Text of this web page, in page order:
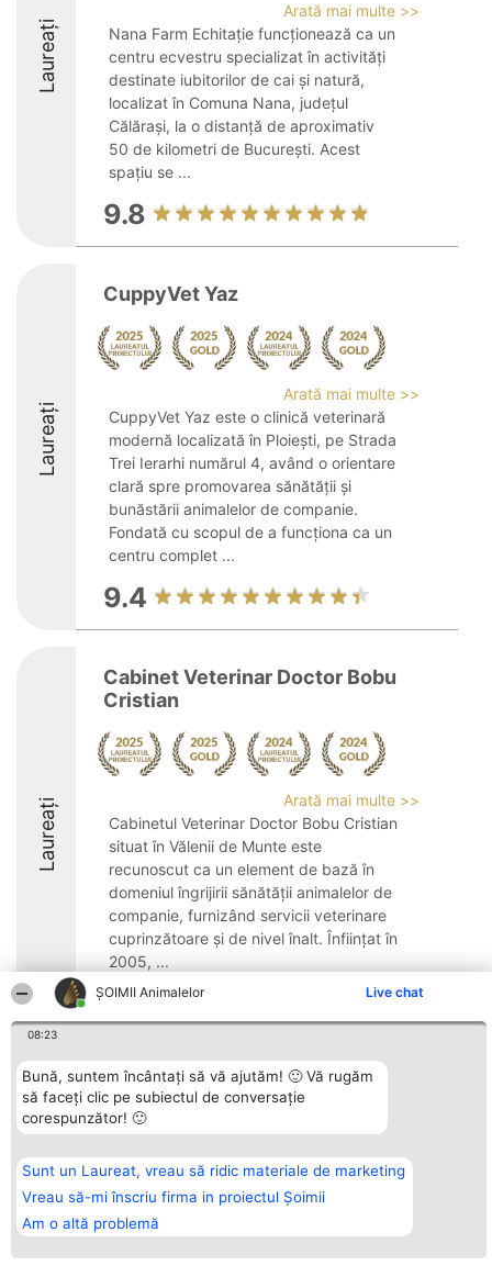
ŞOIMII Animalelor Live chat
08:23
Bună, suntem încântați să vă ajutăm! 🙂 Vă rugăm
să faceți clic pe subiectul de conversație
corespunzător! 🙂
Sunt un Laureat, vreau să ridic materiale de marketing
Vreau să-mi înscriu firma in proiectul Șoimii
Am o altă problemă
Laureați
Arată mai multe >>
Nana Farm Echitație funcționează ca un
centru ecvestru specializat în activități
destinate iubitorilor de cai și natură,
localizat în Comuna Nana, județul
Călărași, la o distanță de aproximativ
50 de kilometri de București. Acest
spațiu se ...
9.8
Laureați
CuppyVet Yaz
Arată mai multe >>
CuppyVet Yaz este o clinică veterinară
modernă localizată în Ploiești, pe Strada
Trei Ierarhi numărul 4, având o orientare
clară spre promovarea sănătății și
bunăstării animalelor de companie.
Fondată cu scopul de a funcționa ca un
centru complet ...
9.4
Laureați
Cabinet Veterinar Doctor Bobu
Cristian
Arată mai multe >>
Cabinetul Veterinar Doctor Bobu Cristian
situat în Vălenii de Munte este
recunoscut ca un element de bază în
domeniul îngrijirii sănătății animalelor de
companie, furnizând servicii veterinare
cuprinzătoare și de nivel înalt. Înființat în
2005, ...
9.6
Organizator Ranking
BRIGHT SOLUTIONS BR SRL
Aleea Timisul De Sus 2 Bl. A30
Sc. A Et. 4 Ap. 13 Cod 061952
CUI 36737675
tel: +40 770 990 492
Plebiscyt
Câștigătorii
Statut
Politica de
confidențialitate
Contact